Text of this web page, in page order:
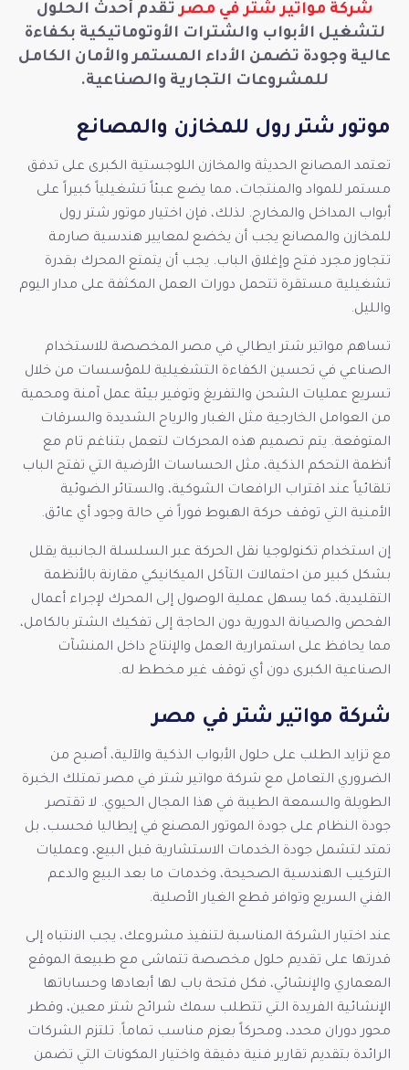
شركة مواتير شتر في مصرتقدم أحدث الحلول
لتشغيل الأبواب والشترات الأوتوماتيكية بكفاءة
عالية وجودة تضمن الأداء المستمر والأمان الكامل
للمشروعات التجارية والصناعية.
موتور شتر رول للمخازن والمصانع
تعتمد المصانع الحديثة والمخازن اللوجستية الكبرى على تدفق
مستمر للمواد والمنتجات، مما يضع عبئاً تشغيلياً كبيراً على
أبواب المداخل والمخارج. لذلك، فإن اختيار موتور شتر رول
للمخازن والمصانع يجب أن يخضع لمعايير هندسية صارمة
تتجاوز مجرد فتح وإغلاق الباب. يجب أن يتمتع المحرك بقدرة
تشغيلية مستقرة تتحمل دورات العمل المكثفة على مدار اليوم
والليل.
تساهم مواتير شتر ايطالي في مصر المخصصة للاستخدام
الصناعي في تحسين الكفاءة التشغيلية للمؤسسات من خلال
تسريع عمليات الشحن والتفريغ وتوفير بيئة عمل آمنة ومحمية
من العوامل الخارجية مثل الغبار والرياح الشديدة والسرقات
المتوقعة. يتم تصميم هذه المحركات لتعمل بتناغم تام مع
أنظمة التحكم الذكية، مثل الحساسات الأرضية التي تفتح الباب
تلقائياً عند اقتراب الرافعات الشوكية، والستائر الضوئية
الأمنية التي توقف حركة الهبوط فوراً في حالة وجود أي عائق.
إن استخدام تكنولوجيا نقل الحركة عبر السلسلة الجانبية يقلل
بشكل كبير من احتمالات التآكل الميكانيكي مقارنة بالأنظمة
التقليدية، كما يسهل عملية الوصول إلى المحرك لإجراء أعمال
الفحص والصيانة الدورية دون الحاجة إلى تفكيك الشتر بالكامل،
مما يحافظ على استمرارية العمل والإنتاج داخل المنشآت
الصناعية الكبرى دون أي توقف غير مخطط له.
شركة مواتير شتر في مصر
مع تزايد الطلب على حلول الأبواب الذكية والآلية، أصبح من
الضروري التعامل مع شركة مواتير شتر في مصر تمتلك الخبرة
الطويلة والسمعة الطيبة في هذا المجال الحيوي. لا تقتصر
جودة النظام على جودة الموتور المصنع في إيطاليا فحسب، بل
تمتد لتشمل جودة الخدمات الاستشارية قبل البيع، وعمليات
التركيب الهندسية الصحيحة، وخدمات ما بعد البيع والدعم
الفني السريع وتوافر قطع الغيار الأصلية.
عند اختيار الشركة المناسبة لتنفيذ مشروعك، يجب الانتباه إلى
قدرتها على تقديم حلول مخصصة تتماشى مع طبيعة الموقع
المعماري والإنشائي، فكل فتحة باب لها أبعادها وحساباتها
الإنشائية الفريدة التي تتطلب سمك شرائح شتر معين، وقطر
محور دوران محدد، ومحركاً بعزم مناسب تماماً. تلتزم الشركات
الرائدة بتقديم تقارير فنية دقيقة واختيار المكونات التي تضمن